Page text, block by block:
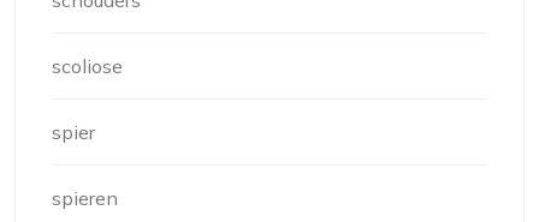
scoliose
spier
spieren